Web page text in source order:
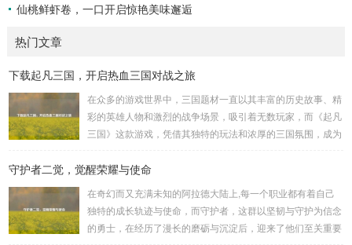
仙桃鲜虾卷，一口开启惊艳美味邂逅
热门文章
下载起凡三国，开启热血三国对战之旅
在众多的游戏世界中，三国题材一直以其丰富的历史故事、精
彩的英雄人物和激烈的战争场景，吸引着无数玩家，而《起凡
三国》这款游戏，凭借其独特的玩法和浓厚的三国氛围，成为
何进行起凡三国下载,开启一段热血的三国对战之旅。 《起凡
以化身为三国时期的知名将领，如勇猛无双的吕布、足智多谋
的诸葛亮、忠义双全的关羽等，率领自己的军队在战场上冲锋
陷阵、排兵布阵，游戏中的每一场战斗都充满了变...
守护者二觉，觉醒荣耀与使命
在奇幻而又充满未知的阿拉德大陆上,每一个职业都有着自己
独特的成长轨迹与使命，而守护者，这群以坚韧与守护为信念
的勇士，在经历了漫长的磨砺与沉淀后，迎来了他们至关重要